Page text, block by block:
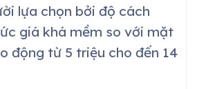
lựa chọn bởi độ cách
giá khá mềm so với mặt
động từ 5 triệu cho đến 14